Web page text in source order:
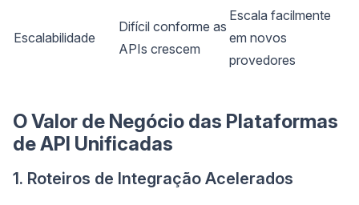
Escalabilidade
Difícil conforme as
APIs crescem
Escala facilmente
em novos
provedores
O Valor de Negócio das Plataformas
de API Unificadas
1. Roteiros de Integração Acelerados